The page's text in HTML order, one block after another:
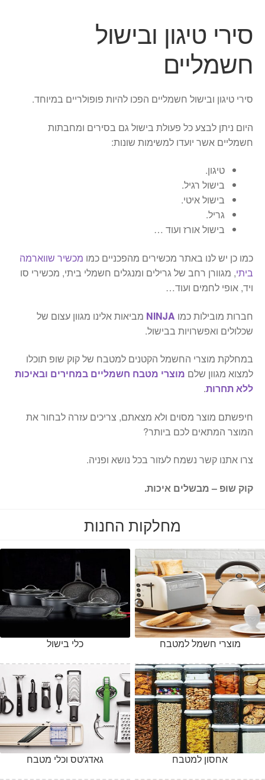
סירי טיגון ובישול
חשמליים
סירי טיגון ובישול חשמליים הפכו להיות פופולריים במיוחד.
היום ניתן לבצע כל פעולת בישול גם בסירים ומחבתות
חשמליים אשר יועדו למשימות שונות:
טיגון.
בישול רגיל.
בישול איטי.
גריל.
בישול אורז ועוד …
כמו כן יש לנו באתר מכשירים מהפכניים כמו מכשיר שווארמה
ביתי, מגוורן רחב של גרילים ומנגלים חשמלי ביתי, מכשירי סו
ויד, אופי לחמים ועוד…
חברות מובילות כמו NINJA מביאות אלינו מגוון עצום של
שכלולים ואפשרויות בבישול.
במחלקת מוצרי החשמל הקטנים למטבח של קוק שופ תוכלו
למצוא מגוון שלם מוצרי מטבח חשמליים במחירים ובאיכות
ללא תחרות.
חיפשתם מוצר מסוים ולא מצאתם, צריכים עזרה לבחור את
המוצר המתאים לכם ביותר?
צרו אתנו קשר נשמח לעזור בכל נושא ופניה.
קוק שופ – מבשלים איכות.
מחלקות החנות
כלי בישול מוצרי חשמל למטבח
גאדג'טס וכלי מטבח אחסון למטבח